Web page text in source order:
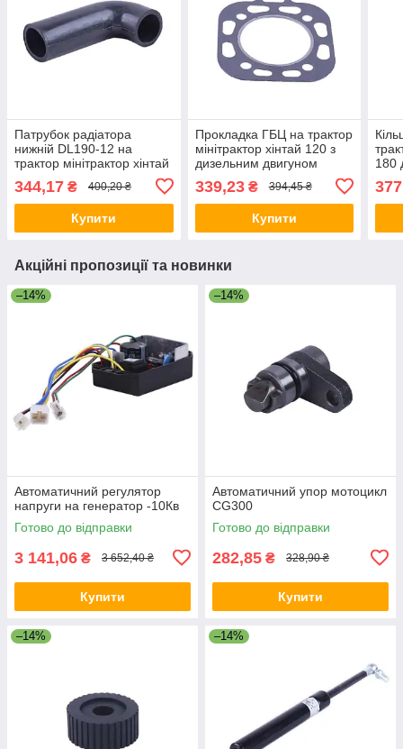
Патрубок радіатора
нижній DL190-12 на
трактор мінітрактор хінтай
344,17 ₴ 400,20 ₴
Купити
Прокладка ГБЦ на трактор
мінітрактор хінтай 120 з
дизельним двигуном
DL190-12, діаметр 90 мм
339,23₴ 394,45 ₴
Купити
180
Акційні пропозиції та новинки
–14%
Автоматичний регулятор
напруги на генератор -10Кв
Готово до відправки
3 141,06 ₴ 3 652,40 ₴
Купити
–14%
Автоматичний упор мотоцикл
CG300
Готово до відправки
282,85 ₴ 328,90 ₴
Купити
–14% –14%